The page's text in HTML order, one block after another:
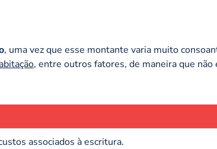
, uma vez que esse montante varia muito
, entre outros fatores, de maneira que não
associados à escritura.